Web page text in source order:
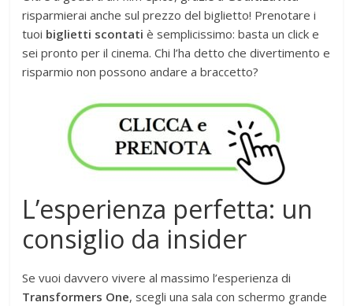
risparmierai anche sul prezzo del biglietto! Prenotare i
tuoi biglietti scontati è semplicissimo: basta un click e
sei pronto per il cinema. Chi l’ha detto che divertimento e
risparmio non possono andare a braccetto?
L’esperienza perfetta: un
consiglio da insider
Se vuoi davvero vivere al massimo l’esperienza di
Transformers One, scegli una sala con schermo grande